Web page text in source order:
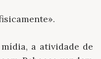
a atividade de